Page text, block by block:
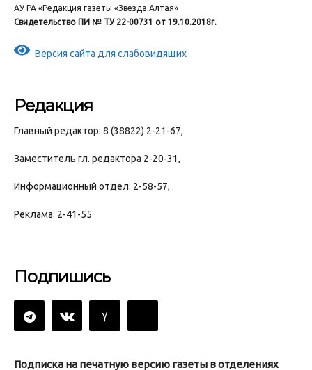
АУ РА «Редакция газеты «Звезда Алтая»
Свидетельство ПИ № ТУ 22-00731 от 19.10.2018г.
Версия сайта для слабовидящих
Редакция
Главный редактор: 8 (38822) 2-21-67,
Заместитель гл. редактора 2-20-31,
Информационный отдел: 2-58-57,
Реклама: 2-41-55
Подпишись
Подписка на печатную версию газеты в отделениях